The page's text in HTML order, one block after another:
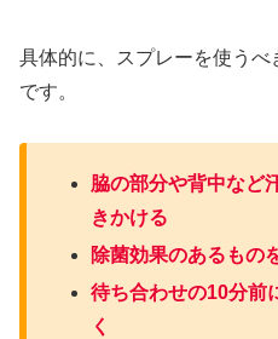
具体的に、スプレーを使うべ
です。
脇の部分や背中など
きかける
除菌効果のあるもの
待ち合わせの10分前
く